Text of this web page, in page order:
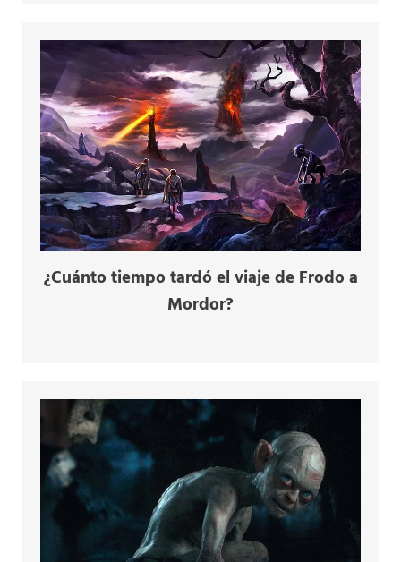
¿Cuánto tiempo tardó el viaje de Frodo a
Mordor?